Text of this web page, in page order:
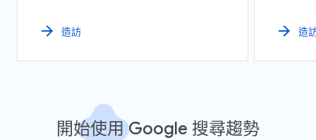
arrow_forward 造訪 arrow_forward 造
開始使用 Google 搜尋趨勢